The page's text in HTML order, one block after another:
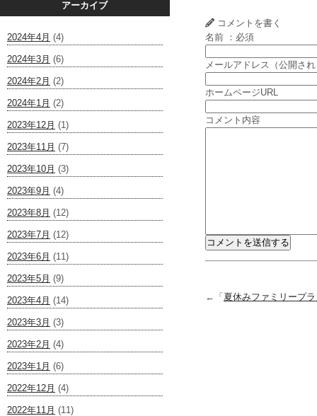
アーカイブ
2024年4月 (4)
2024年3月 (6)
2024年2月 (2)
2024年1月 (2)
2023年12月 (1)
2023年11月 (7)
2023年10月 (3)
2023年9月 (4)
2023年8月 (12)
2023年7月 (12)
2023年6月 (11)
2023年5月 (9)
2023年4月 (14)
2023年3月 (3)
2023年2月 (4)
2023年1月 (6)
2022年12月 (4)
2022年11月 (11)
コメントを書く
名前 ：必須
メールアドレス（公開さ
ホームページURL
コメント内容
←「 夏休みファミリープ